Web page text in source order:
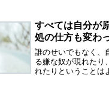
ング店はお客が並ん
ですよ外出自粛の時
すべては自分が
処の仕方も変わ
誰のせいでもなく、
る嫌な奴が現れたり
れたりということは